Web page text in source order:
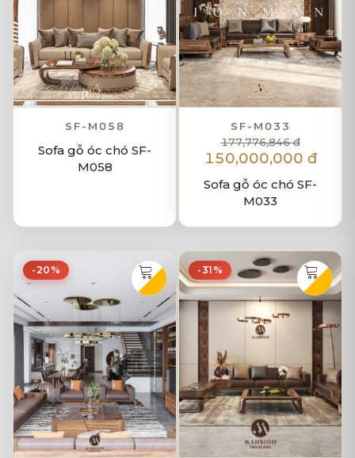
SF-M058
Sofa gỗ óc chó SF-
M058
SF-M033
177,776,846 đ
150,000,000 đ
Sofa gỗ óc chó SF-
M033
-20% -31%